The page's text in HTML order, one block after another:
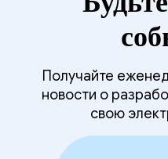
Получайте
новости о
свою